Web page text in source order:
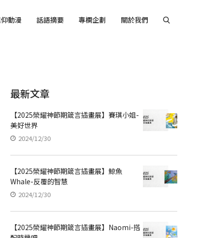
動漫 話語摘要 專欄企劃 關於我們
最新文章
【2025榮耀神節期箴言插畫展】賽琪小姐-
美好世界
2024/12/30
【2025榮耀神節期箴言插畫展】鯨魚
Whale-反覆的智慧
2024/12/30
【2025榮耀神節期箴言插畫展】Naomi-搭